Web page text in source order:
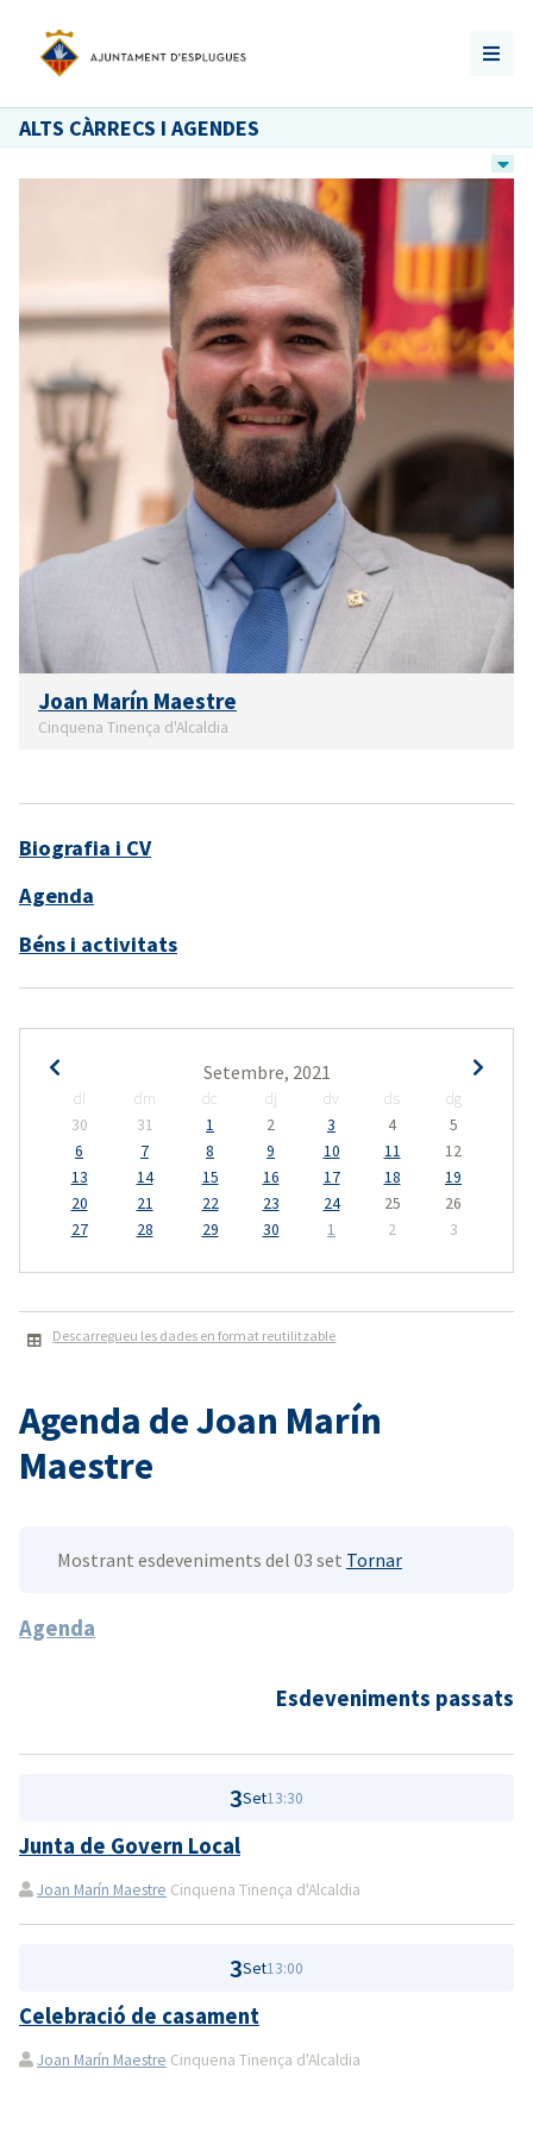
ALTS CÀRRECS I AGENDES
Joan Marín Maestre
Cinquena Tinença d'Alcaldia
Biografia i CV
Agenda
Béns i activitats
Setembre, 2021
dl dm dc dj dv ds
dg
30
31 1 2 3 4
5
6
7 8 9 10 11
12
13
14 15 16 17 18
19
20
21 22 23 24 25
26
27
28 29 30 1 2 3
Descarregueu les dades en format reutilitzable
Agenda de Joan Marín
Maestre
Mostrant esdeveniments del 03 set Tornar
Agenda
Esdeveniments passats
3Set13:30
Junta de Govern Local
Joan Marín Maestre Cinquena Tinença d'Alcaldia
3Set13:00
Celebració de casament
Joan Marín Maestre Cinquena Tinença d'Alcaldia